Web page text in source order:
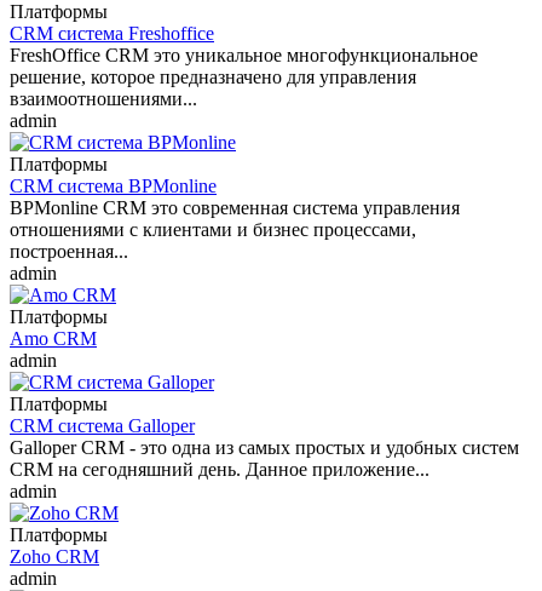
Платформы
CRM система Freshoffice
FreshOffice CRM это уникальное многофункциональное
решение, которое предназначено для управления
взаимоотношениями...
admin
Платформы
CRM система BPMonline
BPMonline CRM это современная система управления
отношениями с клиентами и бизнес процессами,
построенная...
admin
Платформы
Amo CRM
admin
Платформы
CRM система Galloper
Galloper CRM - это одна из самых простых и удобных систем
CRM на сегодняшний день. Данное приложение...
admin
Платформы
Zoho CRM
admin